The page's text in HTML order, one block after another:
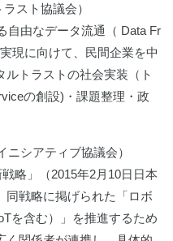
スト協議会）
自由なデータ流通（ Data Fr
現に向けて、民間企業を中
トラストの社会実装（ト
の創設)・課題整理・政
シアティブ協議会）
略」（2015年2月10日日本
同戦略に掲げられた「ロボ
を含む）」を推進するため